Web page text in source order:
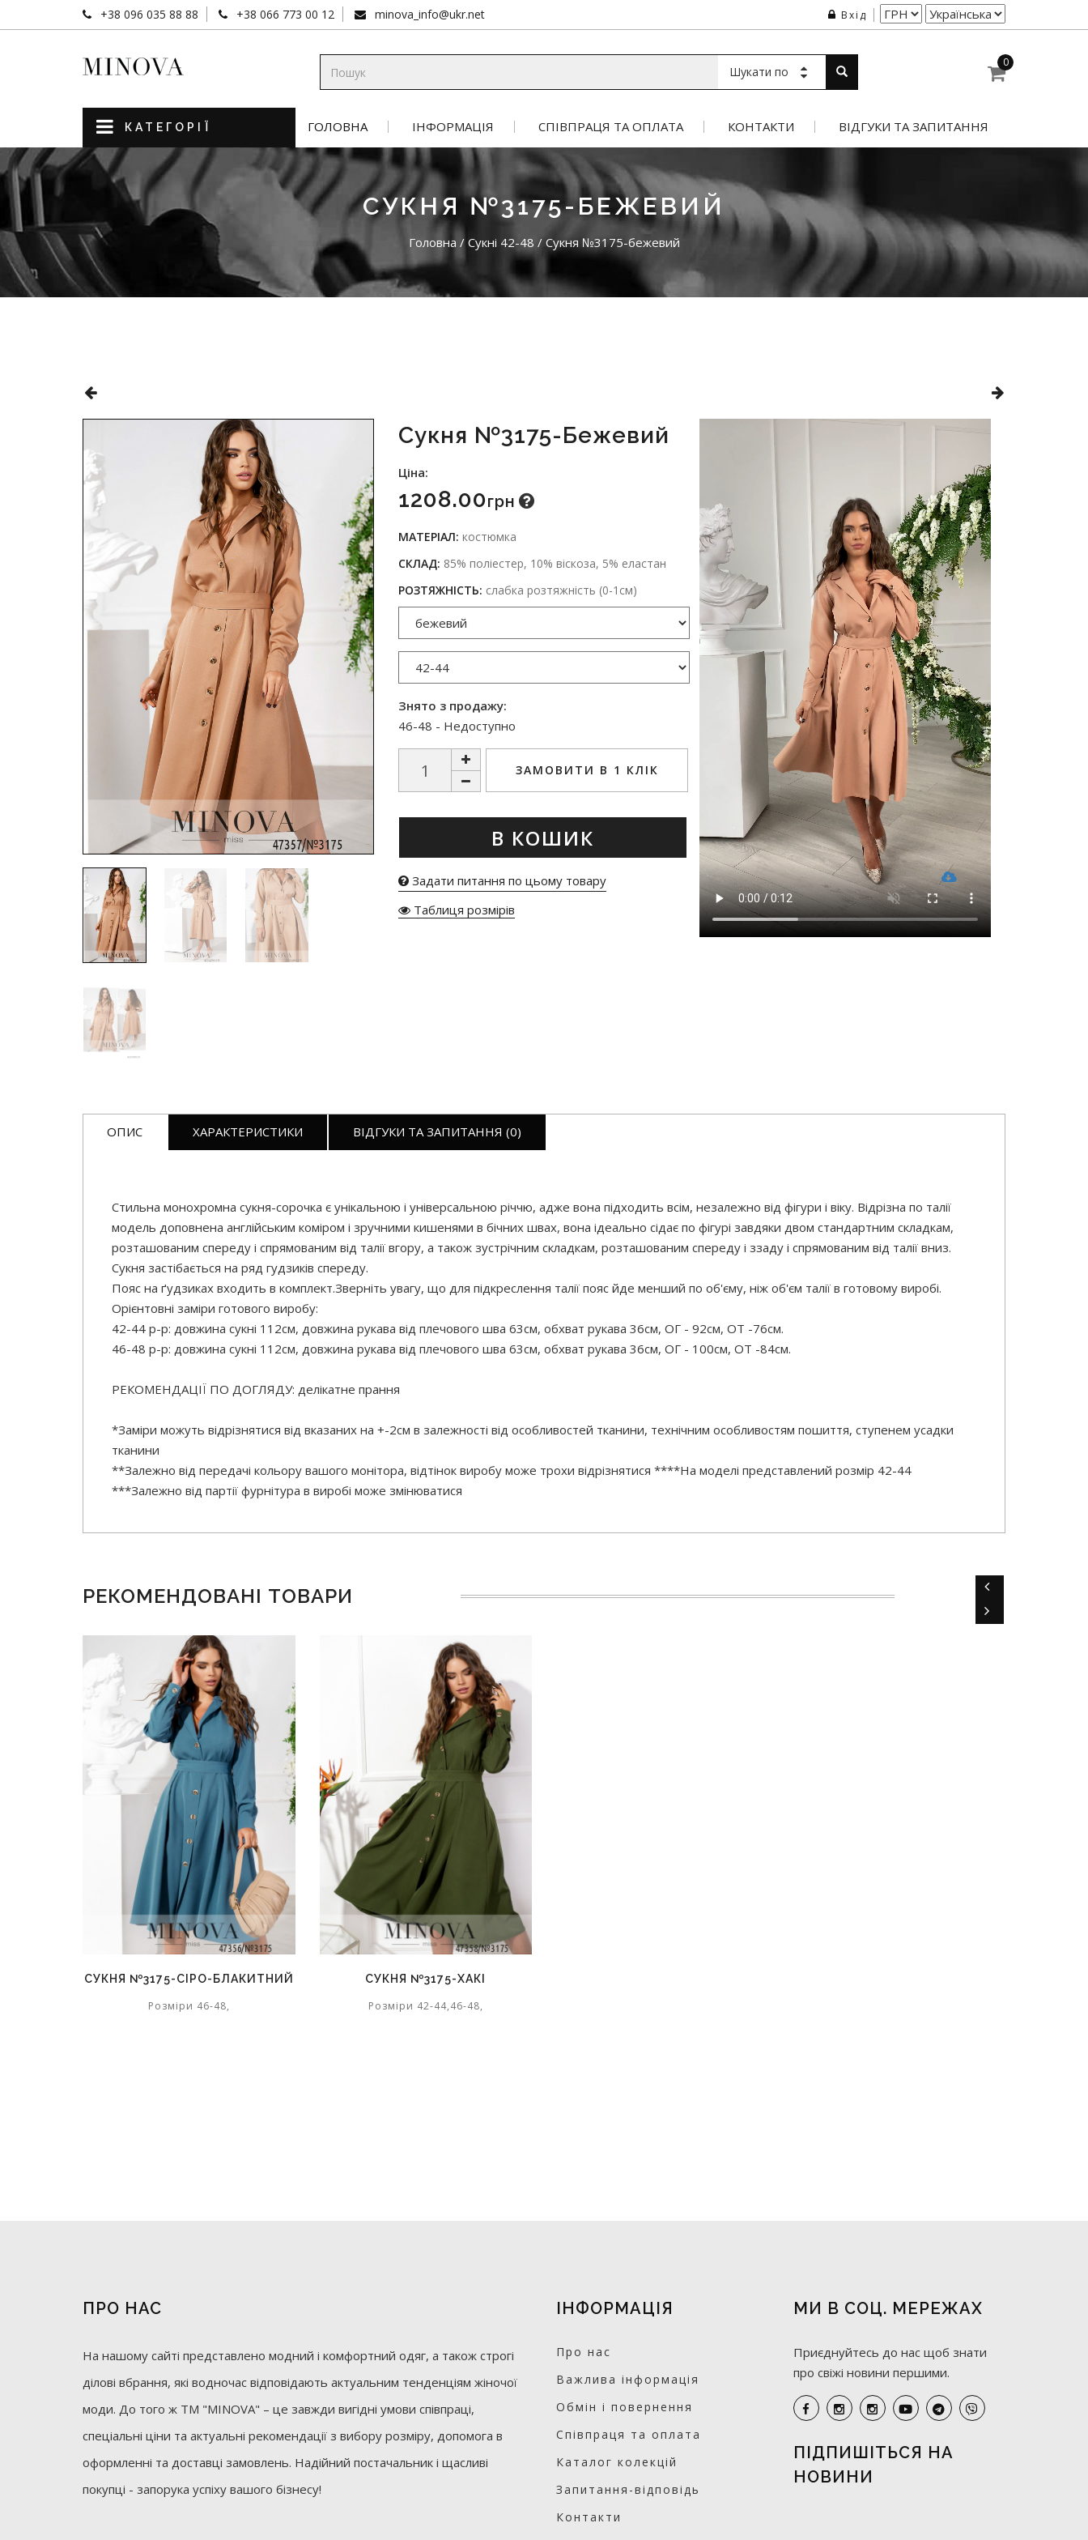
+38 096 035 88 88 +38 066 773 00 12 minova_info@ukr.net Вхід
Шукати по
0
КАТЕГОРІЇ ГОЛОВНА ІНФОРМАЦІЯ СПІВПРАЦЯ ТА ОПЛАТА КОНТАКТИ ВІДГУКИ ТА ЗАПИТАННЯ
СУКНЯ №3175-БЕЖЕВИЙ
Головна / Сукні 42-48 / Сукня №3175-бежевий
Сукня №3175-Бежевий
Ціна:
1208.00Грн
МАТЕРІАЛ: костюмка
СКЛАД: 85% поліестер, 10% віскоза, 5% еластан
РОЗТЯЖНІСТЬ: слабка розтяжність (0-1см)
Знято з продажу:
46-48 - Недоступно
ЗАМОВИТИ В 1 КЛІК
В КОШИК
Задати питання по цьому товару
Таблиця розмірів
ОПИС ХАРАКТЕРИСТИКИ ВІДГУКИ ТА ЗАПИТАННЯ (0)
Стильна монохромна сукня-сорочка є унікальною і універсальною річчю, адже вона підходить всім, незалежно від фігури і віку. Відрізна по талії
модель доповнена англійським коміром і зручними кишенями в бічних швах, вона ідеально сідає по фігурі завдяки двом стандартним складкам,
розташованим спереду і спрямованим від талії вгору, а також зустрічним складкам, розташованим спереду і ззаду і спрямованим від талії вниз.
Сукня застібається на ряд гудзиків спереду.
Пояс на ґудзиках входить в комплект.Зверніть увагу, що для підкреслення талії пояс йде менший по об'єму, ніж об'єм талії в готовому виробі.
Орієнтовні заміри готового виробу:
42-44 р-р: довжина сукні 112см, довжина рукава від плечового шва 63см, обхват рукава 36см, ОГ - 92см, ОТ -76см.
46-48 р-р: довжина сукні 112см, довжина рукава від плечового шва 63см, обхват рукава 36см, ОГ - 100см, ОТ -84см.
РЕКОМЕНДАЦІЇ ПО ДОГЛЯДУ: делікатне прання
*Заміри можуть відрізнятися від вказаних на +-2см в залежності від особливостей тканини, технічним особливостям пошиття, ступенем усадки
тканини
**Залежно від передачі кольору вашого монітора, відтінок виробу може трохи відрізнятися ****На моделі представлений розмір 42-44
***Залежно від партії фурнітура в виробі може змінюватися
РЕКОМЕНДОВАНІ ТОВАРИ
СУКНЯ №3175-СІРО-БЛАКИТНИЙ
Розміри 46-48,
СУКНЯ №3175-ХАКІ
Розміри 42-44,46-48,
ПРО НАС
На нашому сайті представлено модний і комфортний одяг, а також строгі
ділові вбрання, які водночас відповідають актуальним тенденціям жіночої
моди. До того ж ТМ "MINOVA" – це завжди вигідні умови співпраці,
спеціальні ціни та актуальні рекомендації з вибору розміру, допомога в
оформленні та доставці замовлень. Надійний постачальник і щасливі
покупці - запорука успіху вашого бізнесу!
ІНФОРМАЦІЯ
Про нас
Важлива інформація
Обмін і повернення
Співпраця та оплата
Каталог колекцій
Запитання-відповідь
Контакти
МИ В СОЦ. МЕРЕЖАХ
Приєднуйтесь до нас щоб знати
про свіжі новини першими.
ПІДПИШІТЬСЯ НА
НОВИНИ